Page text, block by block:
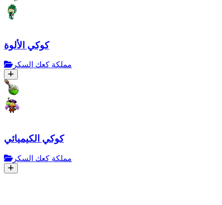
كوكي الألوة
مملكة كعك السكر
كوكي الكيميائي
مملكة كعك السكر